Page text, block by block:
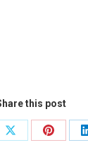
this post
Share
Share